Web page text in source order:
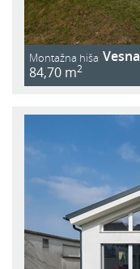
Montažna hiša Vesna
84,70 m2